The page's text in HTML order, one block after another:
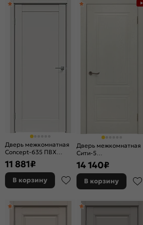
Дверь межкомнатная
Concept-635 ПВХ
Белоснежно матовый,
глухая, без кромки,
царговая
11 881₽
В корзину
Дверь межкомнатная
Сити-5
Шпонированные Крем,
глухая, без кромки,
каркасно-щитовая
14 140₽
В корзину